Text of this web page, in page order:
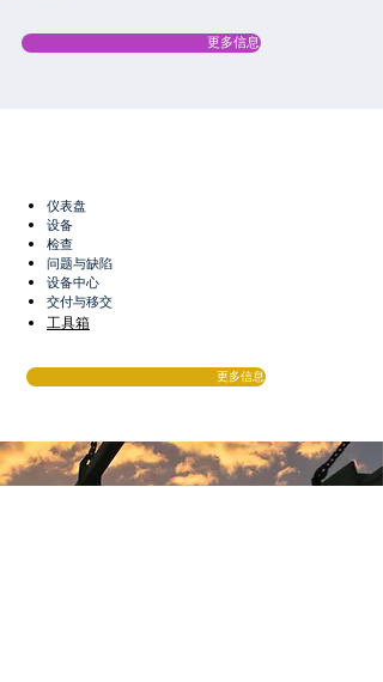
更多信息
仪表盘
设备
检查
问题与缺陷
设备中心
交付与移交
工具箱
更多信息